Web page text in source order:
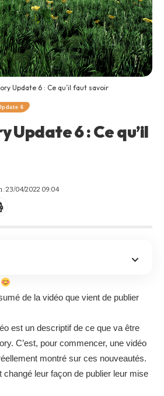
Update 6 : Ce qu’il faut savoir
6
6 : Ce qu’il
: 23/04/2022 09:04
de la vidéo que vient de publier
est un descriptif de ce que va être
C’est, pour commencer, une vidéo
montré sur ces nouveautés.
changé leur façon de publier leur mise